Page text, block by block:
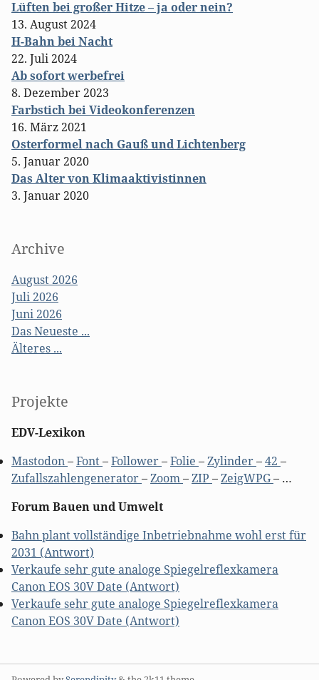
Lüften bei großer Hitze – ja oder nein?
13. August 2024
H-Bahn bei Nacht
22. Juli 2024
Ab sofort werbefrei
8. Dezember 2023
Farbstich bei Videokonferenzen
16. März 2021
Osterformel nach Gauß und Lichtenberg
5. Januar 2020
Das Alter von Klimaaktivistinnen
3. Januar 2020
Archive
August 2026
Juli 2026
Juni 2026
Das Neueste ...
Älteres ...
Projekte
EDV-Lexikon
Mastodon–Font–Follower–Folie –Zylinder–42 –
Zufallszahlengenerator–Zoom–ZIP –ZeigWPG– …
Forum Bauen und Umwelt
Bahn plant vollständige Inbetriebnahme wohl erst für
2031 (Antwort)
Verkaufe sehr gute analoge Spiegelreflexkamera
Canon EOS 30V Date (Antwort)
Verkaufe sehr gute analoge Spiegelreflexkamera
Canon EOS 30V Date (Antwort)